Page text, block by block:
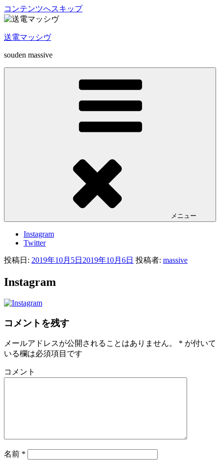
コンテンツへスキップ
送電マッシヴ
souden massive
メニュー
Instagram
Twitter
投稿日: 2019年10月5日 2019年10月6日 投稿者: massive
Instagram
コメントを残す
メールアドレスが公開されることはありません。 * が付いて
いる欄は必須項目です
コメント
名前 *